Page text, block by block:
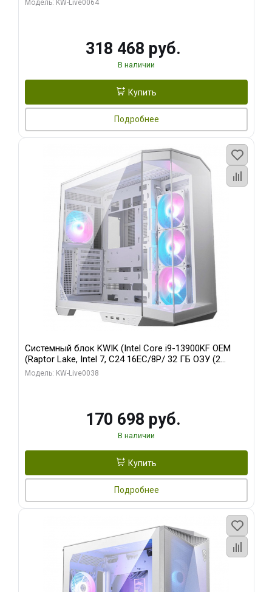
Модель: KW-Live0064
318 468 руб.
В наличии
Купить
Подробнее
Системный блок KWIK (Intel Core i9-13900KF OEM
(Raptor Lake, Intel 7, C24 16EC/8P/ 32 ГБ ОЗУ (2
модуля)/ Gigabyte RX9070XT GAMING OC 16GB GDDR6
Модель: KW-Live0038
170 698 руб.
В наличии
Купить
Подробнее